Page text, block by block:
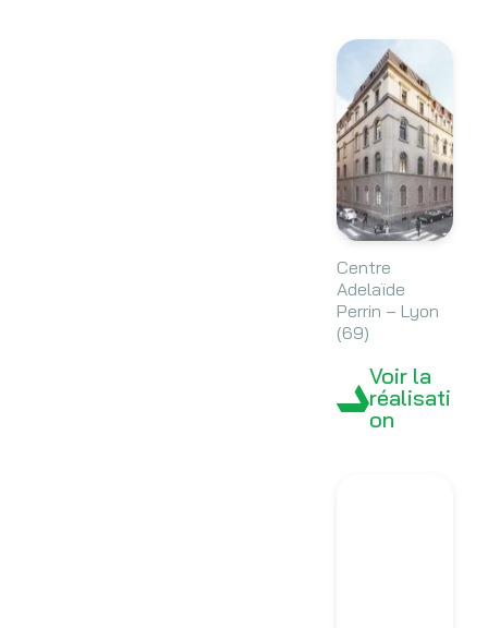
Centre
Adelaïde
Perrin – Lyon
(69)
Voir la
réalisati
on